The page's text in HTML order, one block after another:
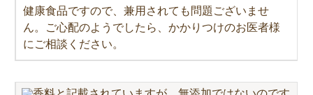
健康食品ですので、兼用されても問題ございませ
ん。ご心配のようでしたら、かかりつけのお医者様
にご相談ください。